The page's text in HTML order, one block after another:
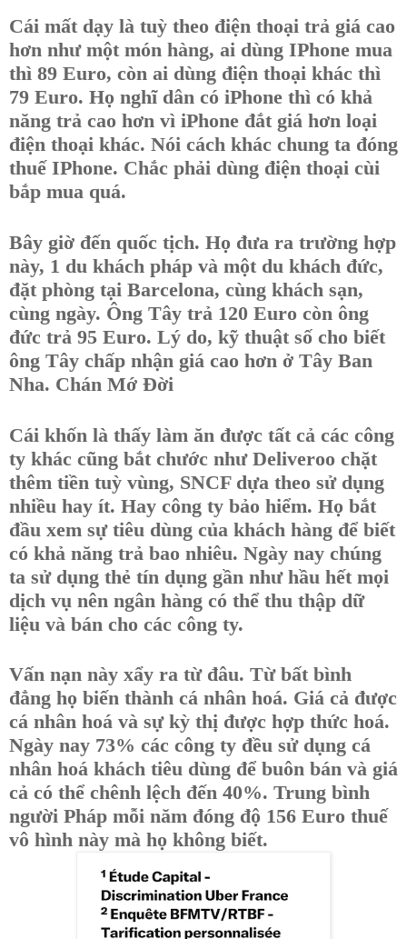
Cái mất dạy là tuỳ theo điện thoại trả giá cao
hơn như một món hàng, ai dùng IPhone mua
thì 89 Euro, còn ai dùng điện thoại khác thì
79 Euro. Họ nghĩ dân có iPhone thì có khả
năng trả cao hơn vì iPhone đắt giá hơn loại
điện thoại khác. Nói cách khác chung ta đóng
thuế IPhone. Chắc phải dùng điện thoại cùi
bắp mua quá.
Bây giờ đến quốc tịch. Họ đưa ra trường hợp
này, 1 du khách pháp và một du khách đức,
đặt phòng tại Barcelona, cùng khách sạn,
cùng ngày. Ông Tây trả 120 Euro còn ông
đức trả 95 Euro. Lý do, kỹ thuật số cho biết
ông Tây chấp nhận giá cao hơn ở Tây Ban
Nha. Chán Mớ Đời
Cái khốn là thấy làm ăn được tất cả các công
ty khác cũng bắt chước như Deliveroo chặt
thêm tiền tuỳ vùng, SNCF dựa theo sử dụng
nhiều hay ít. Hay công ty bảo hiểm. Họ bắt
đầu xem sự tiêu dùng của khách hàng để biết
có khả năng trả bao nhiêu. Ngày nay chúng
ta sử dụng thẻ tín dụng gần như hầu hết mọi
dịch vụ nên ngân hàng có thể thu thập dữ
liệu và bán cho các công ty.
Vấn nạn này xẩy ra từ đâu. Từ bất bình
đẳng họ biến thành cá nhân hoá. Giá cả được
cá nhân hoá và sự kỳ thị được hợp thức hoá.
Ngày nay 73% các công ty đều sử dụng cá
nhân hoá khách tiêu dùng để buôn bán và giá
cả có thể chênh lệch đến 40%. Trung bình
người Pháp mỗi năm đóng độ 156 Euro thuế
vô hình này mà họ không biết.